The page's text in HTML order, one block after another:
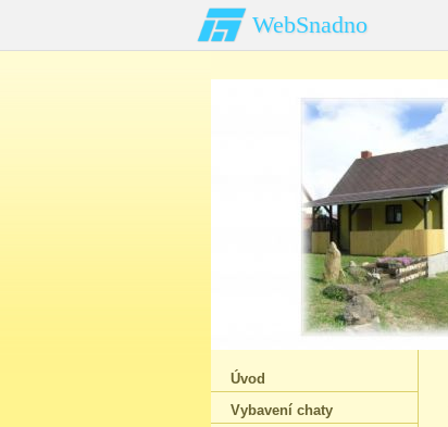
WebSnadno
Úvod
Vybavení chaty